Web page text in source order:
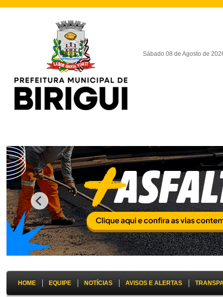
Sábado 08 de Agosto de
HOME EQUIPE NOTÍCIAS AVISOS E ALERTAS